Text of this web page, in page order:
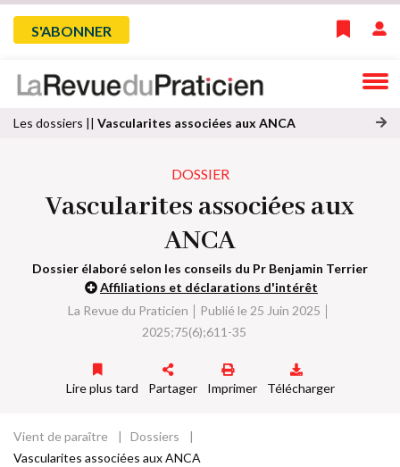
Skip
navigation
Menu
du
compte
l'utilisateur
S'ABONNER
Les dossiers || Vascularites associées aux ANCA
DOSSIER
Vascularites associées aux
ANCA
Dossier élaboré selon les conseils du Pr Benjamin Terrier
Affiliations et déclarations d'intérêt
La Revue du Praticien
Publié le 25 Juin 2025
2025;75(6);611-35
Lire plus tard Partager Imprimer Télécharger
Fil
Vient de paraître
Dossiers
Vascularites associées aux ANCA